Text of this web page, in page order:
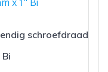
schroefdraad